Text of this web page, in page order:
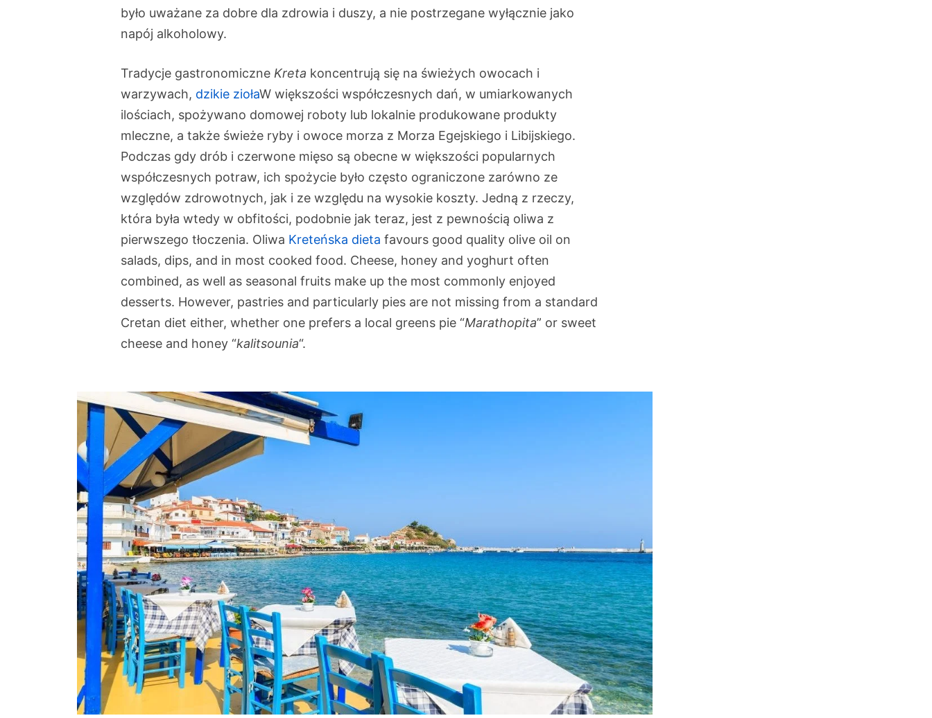
było uważane za dobre dla zdrowia i duszy, a nie postrzegane wyłącznie jako
napój alkoholowy.
Tradycje gastronomiczne Kreta koncentrują się na świeżych owocach i
warzywach, dzikie ziołaW większości współczesnych dań, w umiarkowanych
ilościach, spożywano domowej roboty lub lokalnie produkowane produkty
mleczne, a także świeże ryby i owoce morza z Morza Egejskiego i Libijskiego.
Podczas gdy drób i czerwone mięso są obecne w większości popularnych
współczesnych potraw, ich spożycie było często ograniczone zarówno ze
względów zdrowotnych, jak i ze względu na wysokie koszty. Jedną z rzeczy,
która była wtedy w obfitości, podobnie jak teraz, jest z pewnością oliwa z
pierwszego tłoczenia. Oliwa Kreteńska dieta favours good quality olive oil on
salads, dips, and in most cooked food. Cheese, honey and yoghurt often
combined, as well as seasonal fruits make up the most commonly enjoyed
desserts. However, pastries and particularly pies are not missing from a standard
Cretan diet either, whether one prefers a local greens pie “Marathopita” or sweet
cheese and honey “kalitsounia“.